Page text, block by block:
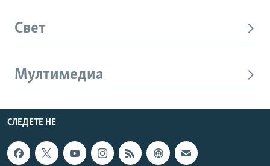
Свет
Мултимедиа
СЛЕДЕТЕ НЕ